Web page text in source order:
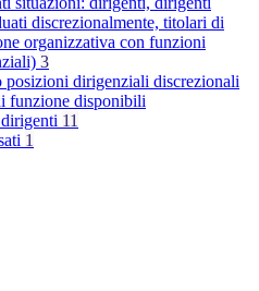
discrezionalmente, titolari di
organizzativa con funzioni
3
posizioni dirigenziali discrezionali
funzione disponibili
11
1